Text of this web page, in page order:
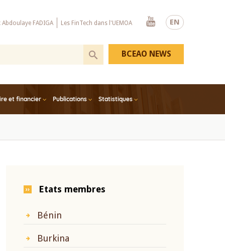
EN
Abdoulaye FADIGA Les FinTech dans l'UEMOA
Youtube
et financier Publications Statistiques
BCEAO NEWS
Etats membres
Bénin
Burkina